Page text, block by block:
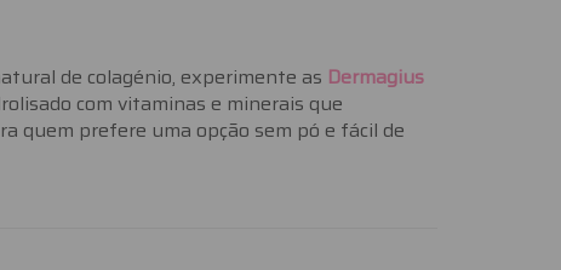
de colagénio, experimente as Dermagius
com vitaminas e minerais que
quem prefere uma opção sem pó e fácil de